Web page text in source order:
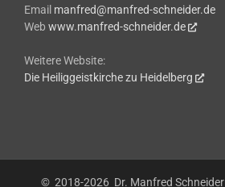
Email manfred@manfred-schneider.de
Web www.manfred-schneider.de
Weitere Website:
Die Heiliggeistkirche zu Heidelberg
© 2018-2026 Dr. Manfred Schneider